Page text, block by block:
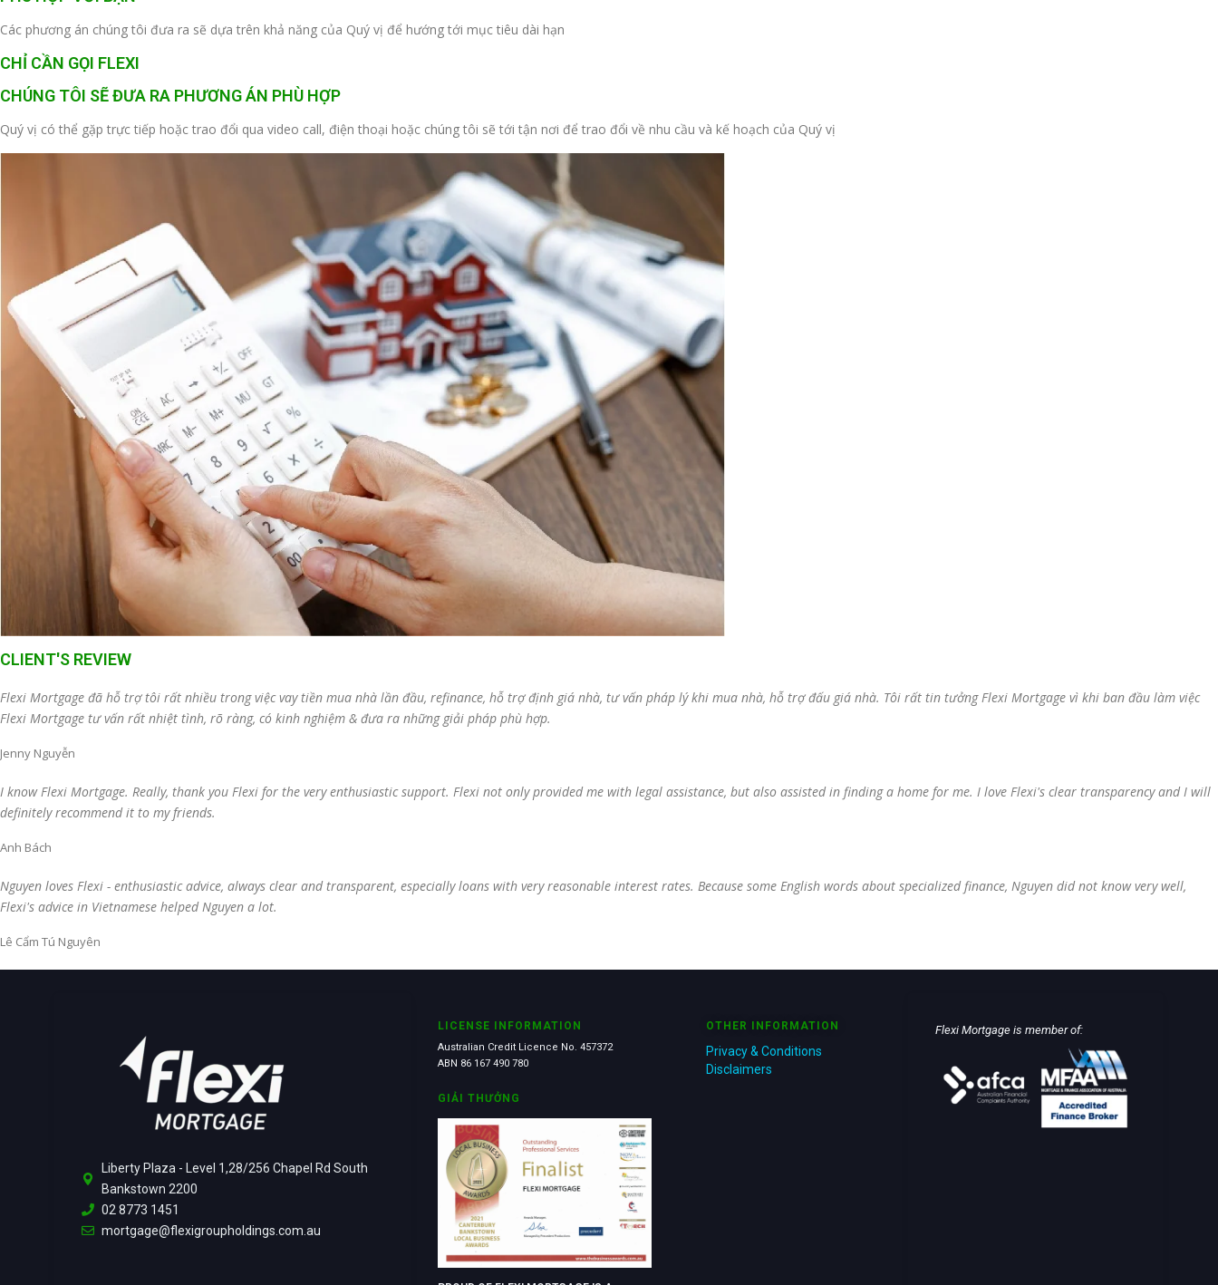
Các phương án chúng tôi đưa ra sẽ dựa trên khả năng của Quý vị để hướng tới mục tiêu dài hạn
CHỈ CẦN GỌI FLEXI
CHÚNG TÔI SẼ ĐƯA RA PHƯƠNG ÁN PHÙ HỢP
Quý vị có thể gặp trực tiếp hoặc trao đổi qua video call, điện thoại hoặc chúng tôi sẽ tới tận nơi để trao đổi về nhu cầu và kế hoạch của Quý vị
CLIENT'S REVIEW
Flexi Mortgage đã hỗ trợ tôi rất nhiều trong việc vay tiền mua nhà lần đầu, refinance, hỗ trợ định giá nhà, tư vấn pháp lý khi mua nhà, hỗ trợ đấu giá nhà. Tôi rất tin tưởng Flexi Mortgage vì khi ban đầu làm việc
Flexi Mortgage tư vấn rất nhiệt tình, rõ ràng, có kinh nghiệm & đưa ra những giải pháp phù hợp.
Jenny Nguyễn
I know Flexi Mortgage. Really, thank you Flexi for the very enthusiastic support. Flexi not only provided me with legal assistance, but also assisted in finding a home for me. I love Flexi's clear transparency and I will
definitely recommend it to my friends.
Anh Bách
Nguyen loves Flexi - enthusiastic advice, always clear and transparent, especially loans with very reasonable interest rates. Because some English words about specialized finance, Nguyen did not know very well,
Flexi's advice in Vietnamese helped Nguyen a lot.
Lê Cẩm Tú Nguyên
Liberty Plaza - Level 1,28/256 Chapel Rd South
Bankstown 2200
02 8773 1451
mortgage@flexigroupholdings.com.au
LICENSE INFORMATION
Australian Credit Licence No. 457372
ABN 86 167 490 780
GIẢI THƯỞNG
OTHER INFORMATION
Privacy & Conditions
Disclaimers
Flexi Mortgage is member of: